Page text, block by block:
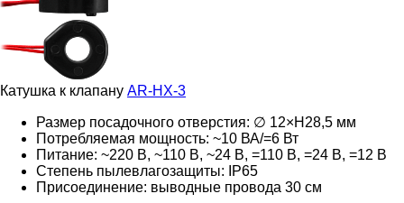
Катушка к клапану AR-HX-3
Размер посадочного отверстия: ∅ 12×H28,5 мм
Потребляемая мощность: ~10 ВА/=6 Вт
Питание: ~220 В, ~110 В, ~24 В, =110 В, =24 В, =12 В
Степень пылевлагозащиты: IP65
Присоединение: выводные провода 30 см